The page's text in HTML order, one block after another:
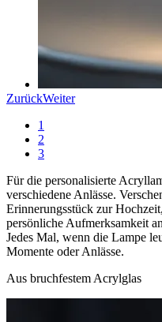
ZurückWeiter
1
2
3
Für die personalisierte
verschiedene Anlässe.
Erinnerungsstück zur
persönliche Aufmerksamkeit
Jedes Mal, wenn die Lampe
Momente oder Anlässe.
Aus bruchfestem Acrylglas